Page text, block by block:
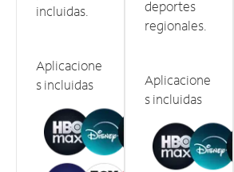
incluidas.
Aplicacione
s incluidas
deportes
regionales.
Aplicacione
s incluidas